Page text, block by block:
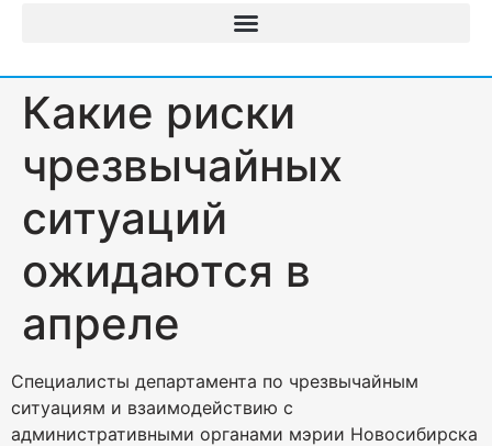
Какие риски
чрезвычайных
ситуаций
ожидаются в
апреле
Специалисты департамента по чрезвычайным
ситуациям и взаимодействию с
административными органами мэрии Новосибирска